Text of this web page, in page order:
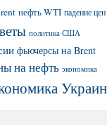
нефть WTI падение
политика США
фьючерсы на Brent
на нефть экономика